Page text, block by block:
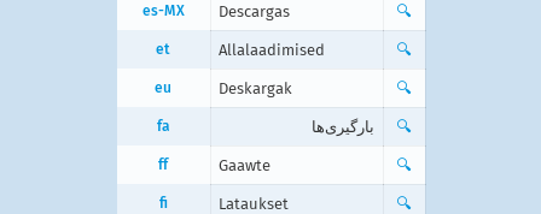
es-MX Descargas 🔍
et Allalaadimised 🔍
eu Deskargak 🔍
fa بارگیری‌ها 🔍
ff Gaawte 🔍
fi Lataukset 🔍